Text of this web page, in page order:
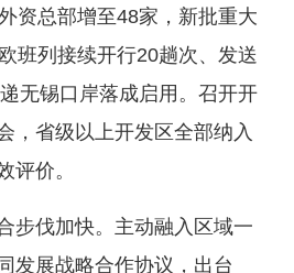
资总部增至48家，新批重大
班列接续开行20趟次、发送
无锡口岸落成启用。召开开
，省级以上开发区全部纳入
评价。
伐加快。主动融入区域一
发展战略合作协议，出台